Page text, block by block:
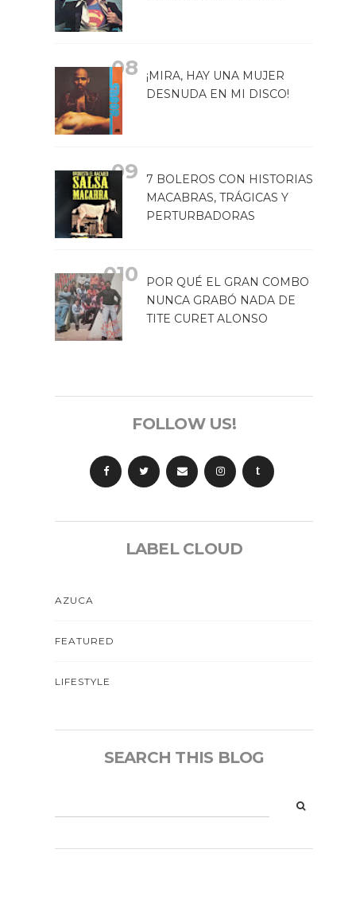
¡MIRA, HAY UNA MUJER
DESNUDA EN MI DISCO!
7 BOLEROS CON HISTORIAS
MACABRAS, TRÁGICAS Y
PERTURBADORAS
POR QUÉ EL GRAN COMBO
NUNCA GRABÓ NADA DE
TITE CURET ALONSO
FOLLOW US!
t
LABEL CLOUD
AZUCA
FEATURED
LIFESTYLE
SEARCH THIS BLOG